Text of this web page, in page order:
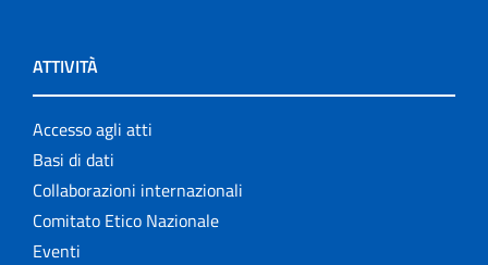
ATTIVITÀ
Accesso agli atti
Basi di dati
Collaborazioni internazionali
Comitato Etico Nazionale
Eventi